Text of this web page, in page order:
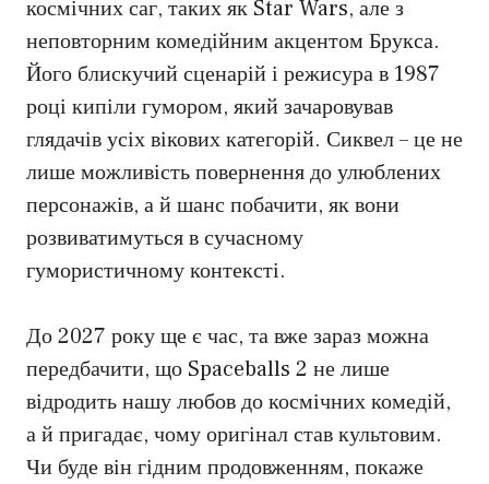
космічних саг, таких як Star Wars, але з
неповторним комедійним акцентом Брукса.
Його блискучий сценарій і режисура в 1987
році кипіли гумором, який зачаровував
глядачів усіх вікових категорій. Сиквел – це не
лише можливість повернення до улюблених
персонажів, а й шанс побачити, як вони
розвиватимуться в сучасному
гумористичному контексті.
До 2027 року ще є час, та вже зараз можна
передбачити, що Spaceballs 2 не лише
відродить нашу любов до космічних комедій,
а й пригадає, чому оригінал став культовим.
Чи буде він гідним продовженням, покаже